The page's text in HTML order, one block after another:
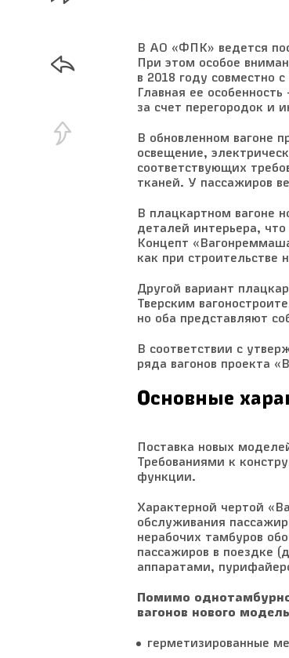
В АО «ФПК» ведется
При этом особое
в 2018 году совместно
Главная ее
за счет перегородок и
В обновленном вагоне
освещение,
соответствующих
тканей. У пассажиров
В плацкартном вагоне
деталей интерьера,
Концепт
как при строительстве
Другой вариант
Тверским
но оба представляют
В соответствии с
ряда вагонов проекта
Основные
Поставка новых
Требованиями к
функции.
Характерной чертой
обслуживания
нерабочих тамбуров
пассажиров в поездке
аппаратами,
Помимо
вагонов нового
герметизированные